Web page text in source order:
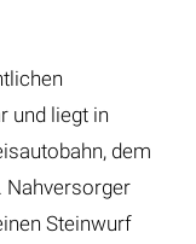
und liegt in
dem
Nahversorger
Steinwurf